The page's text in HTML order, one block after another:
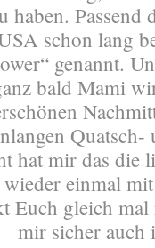
haben.
schon lang
genannt.
bald Mami
hat mir das
einmal
Euch gleich
mir sicher